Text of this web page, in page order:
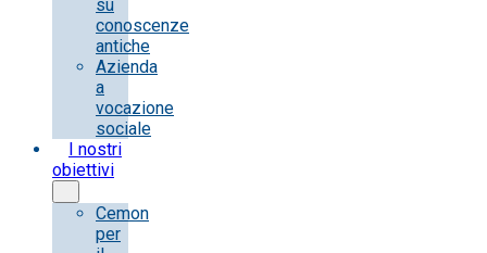
su
conoscenze
antiche
Azienda
a
vocazione
sociale
I nostri
obiettivi
Cemon
per